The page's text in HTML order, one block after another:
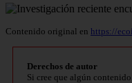
Contenido original en https://
Derechos de autor
Si cree que algún